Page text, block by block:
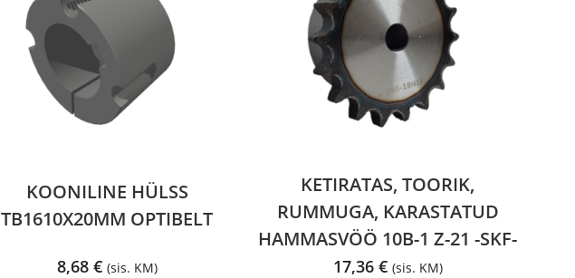
KOONILINE HÜLSS
TB1610X20MM OPTIBELT
8,68 € (sis. KM)
KETIRATAS, TOORIK,
RUMMUGA, KARASTATUD
HAMMASVÖÖ 10B-1 Z-21 -SKF-
17,36 € (sis. KM)